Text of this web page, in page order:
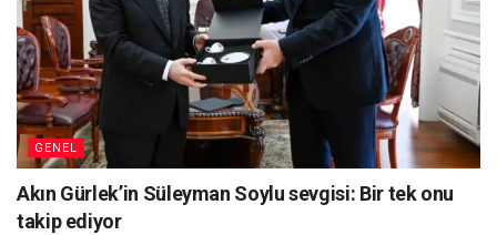
GENEL
Akın Gürlek’in Süleyman Soylu sevgisi: Bir tek onu
takip ediyor